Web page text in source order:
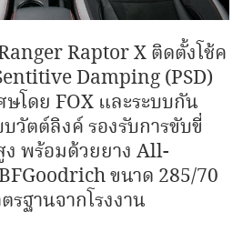
Raptor X ติดตั้งโช้ค
Damping (PSD)
โดย FOX และระบบกัน
วัตต์ลิงค์ รองรับการขับขี่
ง พร้อมด้วยยาง All-
ขนาด 285/70
ฐานจากโรงงาน